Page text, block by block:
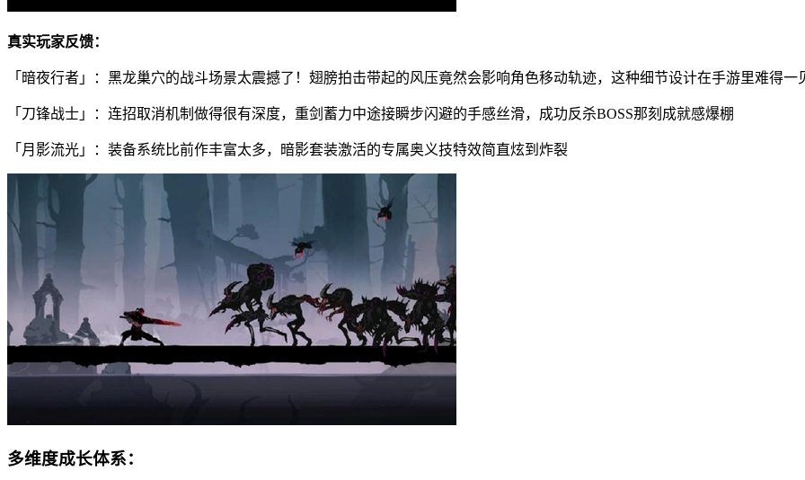
真实玩家反馈：
「暗夜行者」：黑龙巢穴的战斗场景太震撼了！翅膀拍击带起的风压竟然会影响角色移动轨迹，这种细节设计在手游里难得一
「刀锋战士」：连招取消机制做得很有深度，重剑蓄力中途接瞬步闪避的手感丝滑，成功反杀BOSS那刻成就感爆棚
「月影流光」：装备系统比前作丰富太多，暗影套装激活的专属奥义技特效简直炫到炸裂
多维度成长体系：